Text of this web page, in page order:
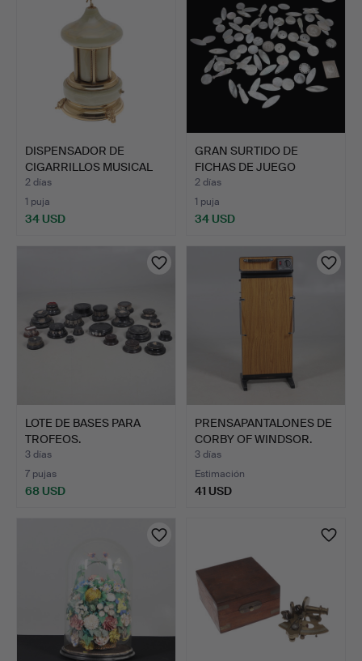
DISPENSADOR DE
CIGARRILLOS MUSICAL
DE META…
2 días
1 puja
34 USD
GRAN SURTIDO DE
FICHAS DE JUEGO
CHINAS DE …
2 días
1 puja
34 USD
LOTE DE BASES PARA
TROFEOS.
3 días
7 pujas
68 USD
PRENSAPANTALONES DE
CORBY OF WINDSOR.
3 días
Estimación
41 USD